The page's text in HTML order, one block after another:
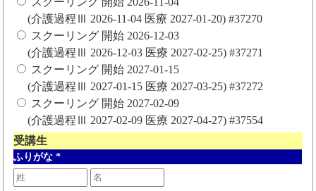
(介護過程Ⅲ 2026-11-04 医療 2027-01-20) #37270
スクーリング 開始 2026-12-03
(介護過程Ⅲ 2026-12-03 医療 2027-02-25) #37271
スクーリング 開始 2027-01-15
(介護過程Ⅲ 2027-01-15 医療 2027-03-25) #37272
スクーリング 開始 2027-02-09
(介護過程Ⅲ 2027-02-09 医療 2027-04-27) #37554
受講生
ふりがな *